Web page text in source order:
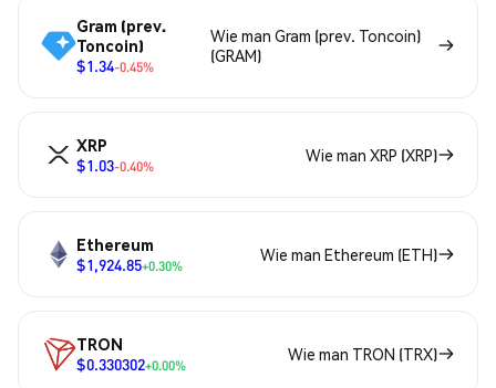
Gram (prev.
Toncoin)
$1.34-0.45%
Wie man Gram (prev. Toncoin)
(GRAM)
XRP
$1.03-0.40%
Wie man XRP (XRP)
Ethereum
$1,924.85+0.30%
Wie man Ethereum (ETH)
TRON
$0.330302+0.00%
Wie man TRON (TRX)